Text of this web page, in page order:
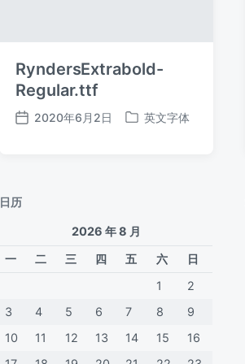
RyndersExtrabold-
Regular.ttf
发
2020年6月2日
发
英文字体
日历
2026 年 8 月
一
二 三 四 五 六
日
1
2
3
4 5 6 7 8
9
10
11 12 13 14 15
16